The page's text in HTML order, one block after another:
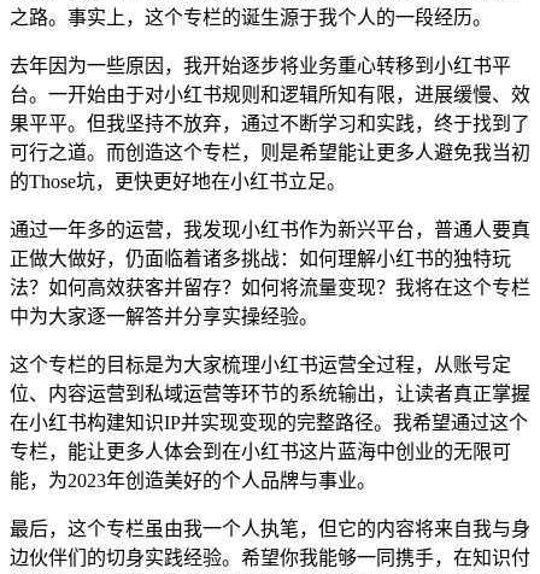
之路。事实上，这个专栏的诞生源于我个人的一段经历。
去年因为一些原因，我开始逐步将业务重心转移到小红书平
台。一开始由于对小红书规则和逻辑所知有限，进展缓慢、效
果平平。但我坚持不放弃，通过不断学习和实践，终于找到了
可行之道。而创造这个专栏，则是希望能让更多人避免我当初
的Those坑，更快更好地在小红书立足。
通过一年多的运营，我发现小红书作为新兴平台，普通人要真
正做大做好，仍面临着诸多挑战：如何理解小红书的独特玩
法？如何高效获客并留存？如何将流量变现？我将在这个专栏
中为大家逐一解答并分享实操经验。
这个专栏的目标是为大家梳理小红书运营全过程，从账号定
位、内容运营到私域运营等环节的系统输出，让读者真正掌握
在小红书构建知识IP并实现变现的完整路径。我希望通过这个
专栏，能让更多人体会到在小红书这片蓝海中创业的无限可
能，为2023年创造美好的个人品牌与事业。
最后，这个专栏虽由我一个人执笔，但它的内容将来自我与身
边伙伴们的切身实践经验。希望你我能够一同携手，在知识付